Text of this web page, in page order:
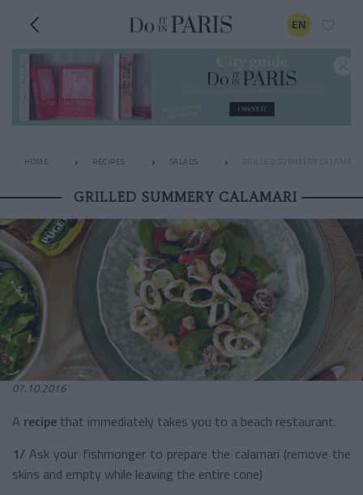
EN
HOME RECIPES SALADS GRILLED SUMMERY CALAMARI
GRILLED SUMMERY CALAMARI
07.10.2016
A recipe that immediately takes you to a beach restaurant.
1/Ask your fishmonger to prepare the calamari (remove the
skins and empty while leaving the entire cone)